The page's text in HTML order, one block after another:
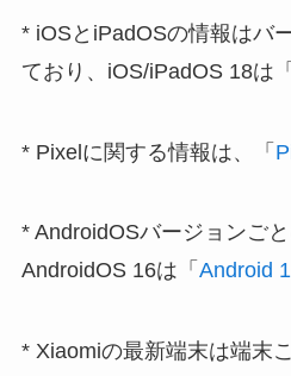
* iOSとiPadOSの情報はバ
ており、iOS/iPadOS 18は「
* Pixelに関する情報は、「
* AndroidOSバージョンご
AndroidOS 16は「 Android
* Xiaomiの最新端末は端末